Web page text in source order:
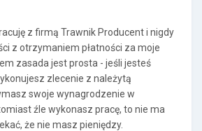
z firmą Trawnik Producent i nigdy
z otrzymaniem płatności za moje
zasada jest prosta - jeśli jesteś
zlecenie z należytą
swoje wynagrodzenie w
źle wykonasz pracę, to nie ma
że nie masz pieniędzy.